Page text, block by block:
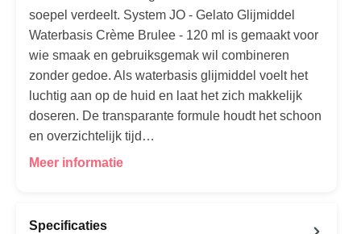
soepel verdeelt. System JO - Gelato Glijmiddel
Waterbasis Crème Brulee - 120 ml is gemaakt voor
wie smaak en gebruiksgemak wil combineren
zonder gedoe. Als waterbasis glijmiddel voelt het
luchtig aan op de huid en laat het zich makkelijk
doseren. De transparante formule houdt het schoon
en overzichtelijk tijd…
Meer informatie
Specificaties